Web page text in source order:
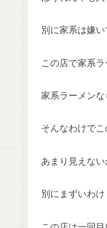
別に家系は嫌
この店で家系ラ
家系ラーメンな
そんなわけで
あまり見えない
別にまずいわ